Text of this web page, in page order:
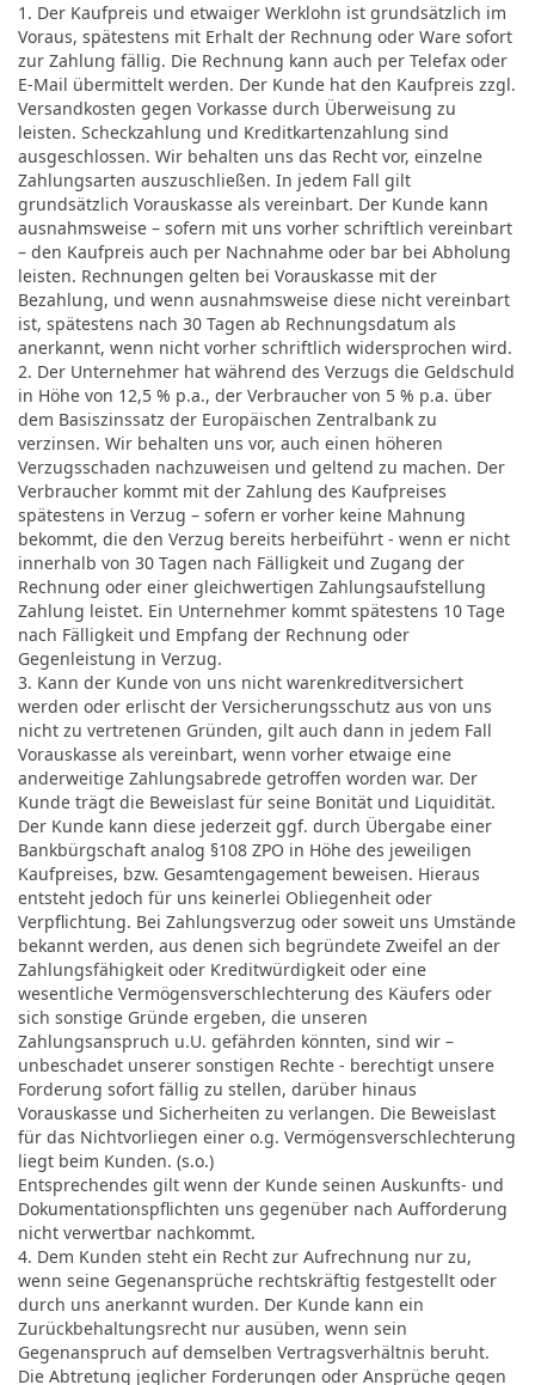
1. Der Kaufpreis und etwaiger Werklohn ist grundsätzlich im
Voraus, spätestens mit Erhalt der Rechnung oder Ware sofort
zur Zahlung fällig. Die Rechnung kann auch per Telefax oder
E-Mail übermittelt werden. Der Kunde hat den Kaufpreis zzgl.
Versandkosten gegen Vorkasse durch Überweisung zu
leisten. Scheckzahlung und Kreditkartenzahlung sind
ausgeschlossen. Wir behalten uns das Recht vor, einzelne
Zahlungsarten auszuschließen. In jedem Fall gilt
grundsätzlich Vorauskasse als vereinbart. Der Kunde kann
ausnahmsweise – sofern mit uns vorher schriftlich vereinbart
– den Kaufpreis auch per Nachnahme oder bar bei Abholung
leisten. Rechnungen gelten bei Vorauskasse mit der
Bezahlung, und wenn ausnahmsweise diese nicht vereinbart
ist, spätestens nach 30 Tagen ab Rechnungsdatum als
anerkannt, wenn nicht vorher schriftlich widersprochen wird.
2. Der Unternehmer hat während des Verzugs die Geldschuld
in Höhe von 12,5 % p.a., der Verbraucher von 5 % p.a. über
dem Basiszinssatz der Europäischen Zentralbank zu
verzinsen. Wir behalten uns vor, auch einen höheren
Verzugsschaden nachzuweisen und geltend zu machen. Der
Verbraucher kommt mit der Zahlung des Kaufpreises
spätestens in Verzug – sofern er vorher keine Mahnung
bekommt, die den Verzug bereits herbeiführt - wenn er nicht
innerhalb von 30 Tagen nach Fälligkeit und Zugang der
Rechnung oder einer gleichwertigen Zahlungsaufstellung
Zahlung leistet. Ein Unternehmer kommt spätestens 10 Tage
nach Fälligkeit und Empfang der Rechnung oder
Gegenleistung in Verzug.
3. Kann der Kunde von uns nicht warenkreditversichert
werden oder erlischt der Versicherungsschutz aus von uns
nicht zu vertretenen Gründen, gilt auch dann in jedem Fall
Vorauskasse als vereinbart, wenn vorher etwaige eine
anderweitige Zahlungsabrede getroffen worden war. Der
Kunde trägt die Beweislast für seine Bonität und Liquidität.
Der Kunde kann diese jederzeit ggf. durch Übergabe einer
Bankbürgschaft analog §108 ZPO in Höhe des jeweiligen
Kaufpreises, bzw. Gesamtengagement beweisen. Hieraus
entsteht jedoch für uns keinerlei Obliegenheit oder
Verpflichtung. Bei Zahlungsverzug oder soweit uns Umstände
bekannt werden, aus denen sich begründete Zweifel an der
Zahlungsfähigkeit oder Kreditwürdigkeit oder eine
wesentliche Vermögensverschlechterung des Käufers oder
sich sonstige Gründe ergeben, die unseren
Zahlungsanspruch u.U. gefährden könnten, sind wir –
unbeschadet unserer sonstigen Rechte - berechtigt unsere
Forderung sofort fällig zu stellen, darüber hinaus
Vorauskasse und Sicherheiten zu verlangen. Die Beweislast
für das Nichtvorliegen einer o.g. Vermögensverschlechterung
liegt beim Kunden. (s.o.)
Entsprechendes gilt wenn der Kunde seinen Auskunfts- und
Dokumentationspflichten uns gegenüber nach Aufforderung
nicht verwertbar nachkommt.
4. Dem Kunden steht ein Recht zur Aufrechnung nur zu,
wenn seine Gegenansprüche rechtskräftig festgestellt oder
durch uns anerkannt wurden. Der Kunde kann ein
Zurückbehaltungsrecht nur ausüben, wenn sein
Gegenanspruch auf demselben Vertragsverhältnis beruht.
Die Abtretung jeglicher Forderungen oder Ansprüche gegen